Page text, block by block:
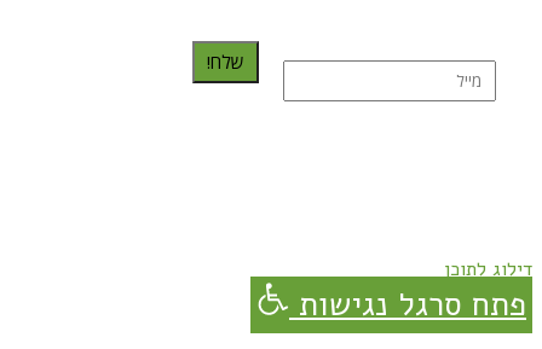
שלח!
דילוג לתוכן
פתח סרגל נגישות